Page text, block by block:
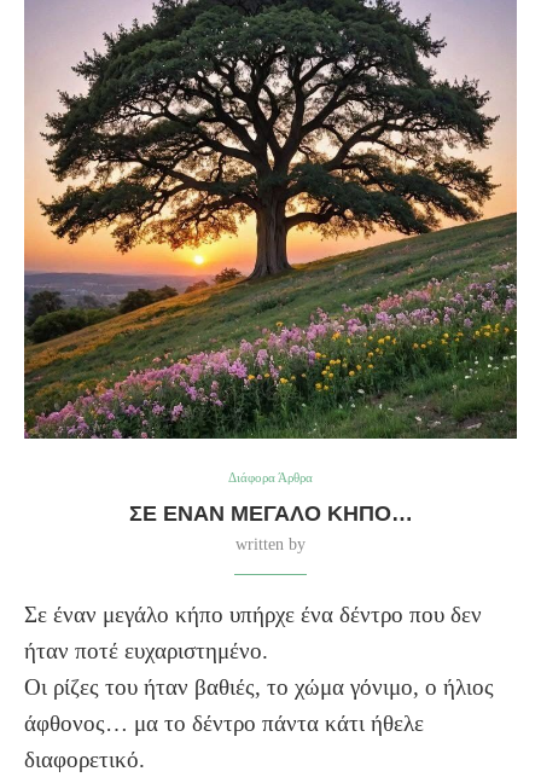
Διάφορα Άρθρα
ΣΕ ΈΝΑΝ ΜΕΓΆΛΟ ΚΉΠΟ…
written by
Σε έναν μεγάλο κήπο υπήρχε ένα δέντρο που δεν
ήταν ποτέ ευχαριστημένο.
Οι ρίζες του ήταν βαθιές, το χώμα γόνιμο, ο ήλιος
άφθονος… μα το δέντρο πάντα κάτι ήθελε
διαφορετικό.